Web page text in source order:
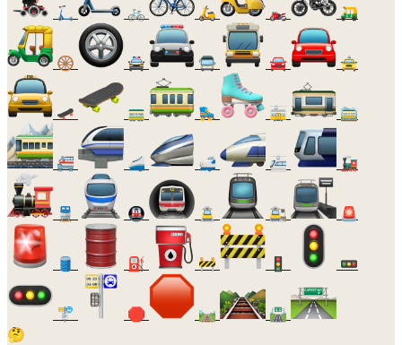
🛴 🚲 🛵 🏍️ 🛺
🛞 🚔 🚍 🚘 🚖
🛹 🚃 🛼 🚋 🚞
🚝 🚄 🚅 🚈 🚂
🚆 🚇 🚊 🚉 🚨
🛢️ ⛽ 🚧 🚦 🚥
🚏 🛑 🛤️
🛣️
🤔